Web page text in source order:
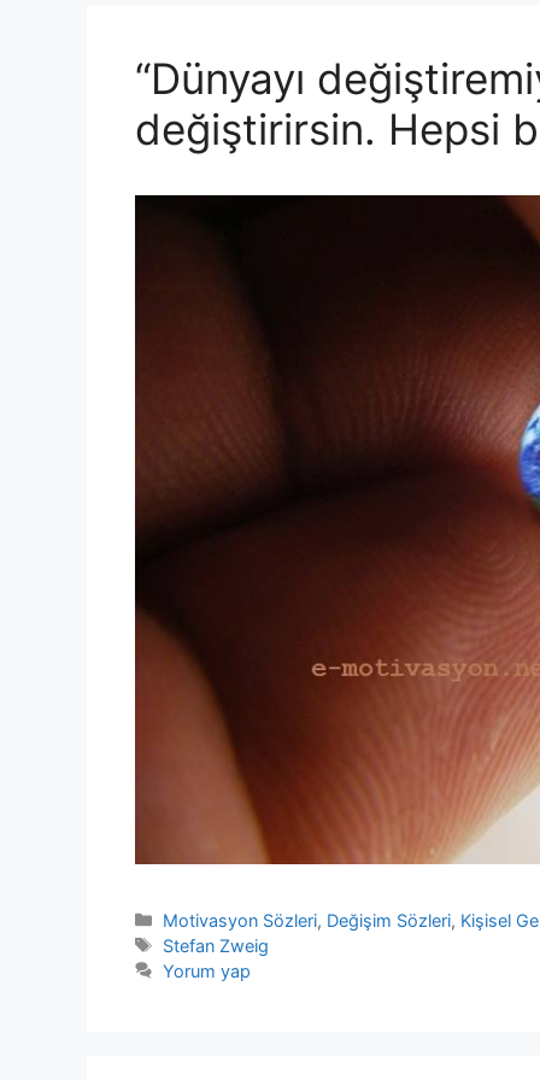
“Dünyayı
değiştirirsin. Hepsi
Kategoriler
Motivasyon Sözleri, Değişim Sözleri, Kişisel
Etiketler
Stefan Zweig
Yorum yap